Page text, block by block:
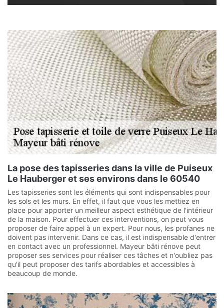
La pose des tapisseries dans la ville de Puiseux
Le Hauberger et ses environs dans le 60540
Les tapisseries sont les éléments qui sont indispensables pour
les sols et les murs. En effet, il faut que vous les mettiez en
place pour apporter un meilleur aspect esthétique de l'intérieur
de la maison. Pour effectuer ces interventions, on peut vous
proposer de faire appel à un expert. Pour nous, les profanes ne
doivent pas intervenir. Dans ce cas, il est indispensable d'entrer
en contact avec un professionnel. Mayeur bâti rénove peut
proposer ses services pour réaliser ces tâches et n'oubliez pas
qu'il peut proposer des tarifs abordables et accessibles à
beaucoup de monde.